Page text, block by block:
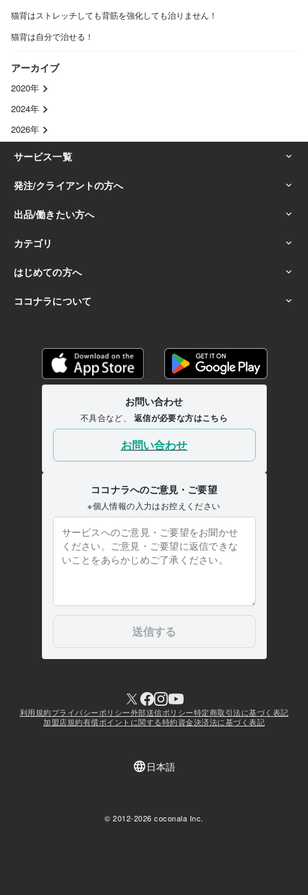
猫背はストレッチしても背筋を強化しても治りません！
猫背は自分で治せる！
アーカイブ
2020年
2024年
2026年